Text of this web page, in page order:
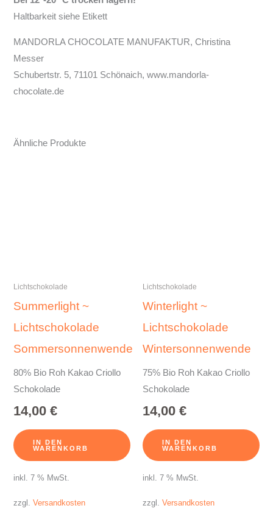
Haltbarkeit siehe Etikett
MANDORLA CHOCOLATE MANUFAKTUR, Christina
Messer
Schubertstr. 5, 71101 Schönaich, www.mandorla-
chocolate.de
Ähnliche Produkte
Lichtschokolade
Summerlight ~
Lichtschokolade
Sommersonnenwende
80% Bio Roh Kakao Criollo
Schokolade
14,00€
IN DEN
WARENKORB
inkl. 7 % MwSt.
zzgl.Versandkosten
Lichtschokolade
Winterlight ~
Lichtschokolade
Wintersonnenwende
75% Bio Roh Kakao Criollo
Schokolade
14,00 €
IN DEN
WARENKORB
inkl. 7 % MwSt.
zzgl. Versandkosten